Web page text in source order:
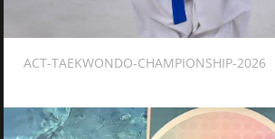
ACT-TAEKWONDO-CHAMPIONSHIP-2026